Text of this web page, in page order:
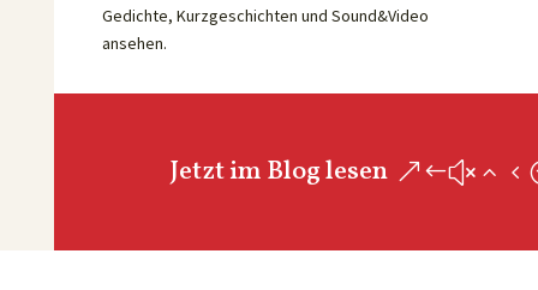
Gedichte, Kurzgeschichten und Sound&Video
ansehen.
Jetzt im Blog lesen